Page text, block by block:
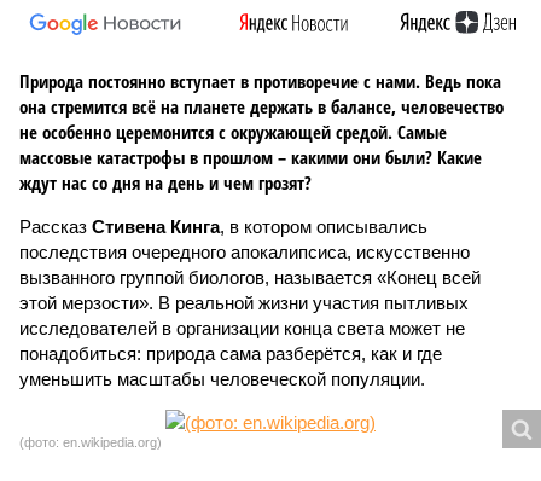
Природа постоянно вступает в противоречие с нами. Ведь пока
она стремится всё на планете держать в балансе, человечество
не особенно церемонится с окружающей средой. Самые
массовые катастрофы в прошлом – какими они были? Какие
ждут нас со дня на день и чем грозят?
Рассказ Стивена Кинга, в котором описывались
последствия очередного апокалипсиса, искусственно
вызванного группой биологов, называется «Конец всей
этой мерзости». В реальной жизни участия пытливых
исследователей в организации конца света может не
понадобиться: природа сама разберётся, как и где
уменьшить масштабы человеческой популяции.
(фото: en.wikipedia.org)